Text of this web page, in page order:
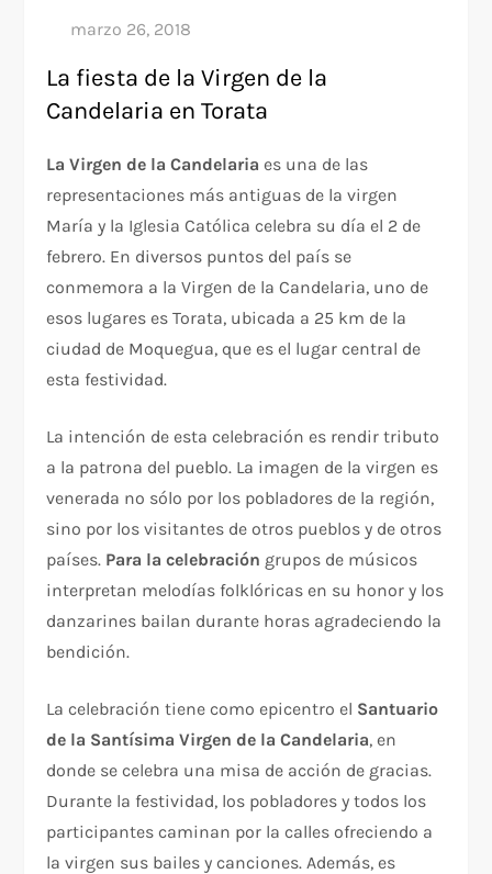
La fiesta de la Virgen de la
Candelaria en Torata
La Virgen de la Candelaria es una de las
representaciones más antiguas de la virgen
María y la Iglesia Católica celebra su día el 2 de
febrero. En diversos puntos del país se
conmemora a la Virgen de la Candelaria, uno de
esos lugares es Torata, ubicada a 25 km de la
ciudad de Moquegua, que es el lugar central de
esta festividad.
La intención de esta celebración es rendir tributo
a la patrona del pueblo. La imagen de la virgen es
venerada no sólo por los pobladores de la región,
sino por los visitantes de otros pueblos y de otros
países. Para la celebración grupos de músicos
interpretan melodías folklóricas en su honor y los
danzarines bailan durante horas agradeciendo la
bendición.
La celebración tiene como epicentro el Santuario
de la Santísima Virgen de la Candelaria, en
donde se celebra una misa de acción de gracias.
Durante la festividad, los pobladores y todos los
participantes caminan por la calles ofreciendo a
la virgen sus bailes y canciones. Además, es